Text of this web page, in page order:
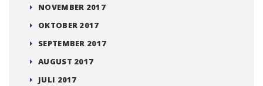
NOVEMBER 2017
OKTOBER 2017
SEPTEMBER 2017
AUGUST 2017
JULI 2017